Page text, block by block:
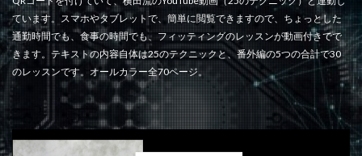
ています。スマホやタブレットで、簡単に閲覧できますので、ちょっとした
通勤時間でも、食事の時間でも、フィッティングのレッスンが動画付きでで
きます。テキストの内容自体は25のテクニックと、番外編の5つの合計で30
のレッスンです。オールカラー全70ページ。